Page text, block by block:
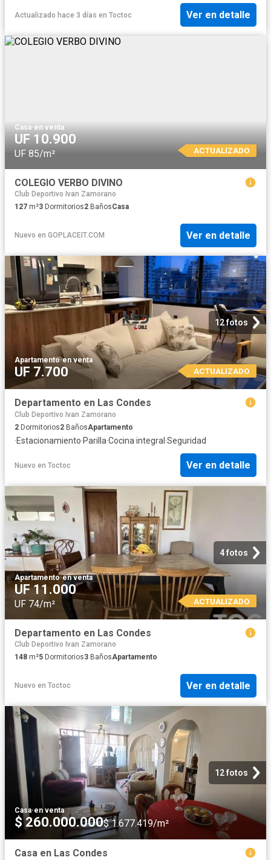
Actualizado hace 3 días en Toctoc Ver en detalle
Casa·en venta
UF 10.900
UF 85/m² ACTUALIZADO
COLEGIO VERBO DIVINO
Club Deportivo Ivan Zamorano
127 m²3 Dormitorios2 BañosCasa
Nuevo en GOPLACEIT.COM Ver en detalle
12 fotos
Apartamento·en venta
UF 7.700 ACTUALIZADO
Departamento en Las Condes
Club Deportivo Ivan Zamorano
2 Dormitorios2 BañosApartamento
·Estacionamiento·Parilla·Cocina integral ·Seguridad
Nuevo en Toctoc Ver en detalle
4 fotos
Apartamento·en venta
UF 11.000
UF 74/m² ACTUALIZADO
Departamento en Las Condes
Club Deportivo Ivan Zamorano
148 m²5 Dormitorios3 BañosApartamento
Nuevo en Toctoc Ver en detalle
12 fotos
Casa·en venta
$ 260.000.000$ 1.677.419/m²
Casa en Las Condes